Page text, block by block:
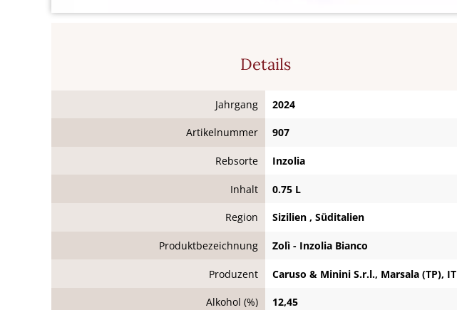
Details
Jahrgang 2024
Artikelnummer 907
Rebsorte Inzolia
Inhalt 0.75 L
Region Sizilien , Süditalien
Produktbezeichnung Zolì - Inzolia Bianco
Produzent Caruso & Minini S.r.l., Marsala (TP), IT
Alkohol (%) 12,45